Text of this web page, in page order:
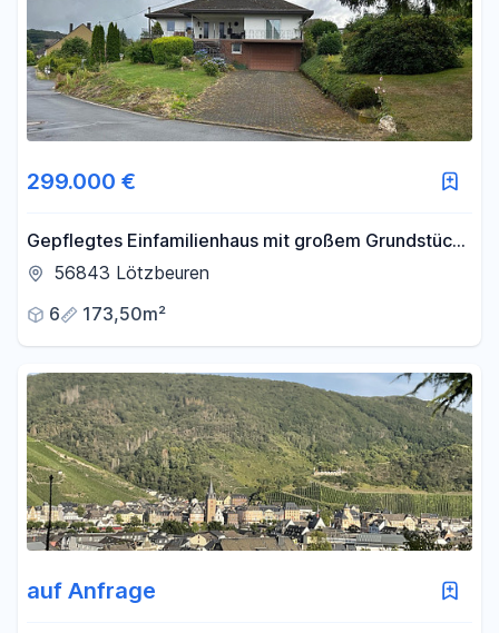
299.000 €
Gepflegtes Einfamilienhaus mit großem Grundstück
zu verkaufen
56843 Lötzbeuren
6
173,50m²
auf Anfrage